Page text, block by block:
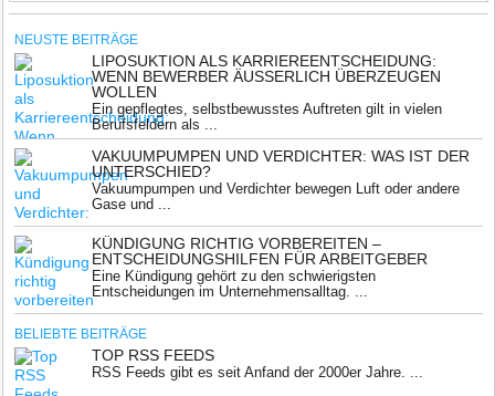
NEUSTE BEITRÄGE
LIPOSUKTION ALS KARRIEREENTSCHEIDUNG:
WENN BEWERBER ÄUSSERLICH ÜBERZEUGEN W
OLLEN
Ein gepflegtes, selbstbewusstes Auftreten gilt in vielen
Berufsfeldern als ...
VAKUUMPUMPEN UND VERDICHTER: WAS IST DER
UNTERSCHIED?
Vakuumpumpen und Verdichter bewegen Luft oder andere
Gase und ...
KÜNDIGUNG RICHTIG VORBEREITEN –
ENTSCHEIDUNGSHILFEN FÜR ARBEITGEBER
Eine Kündigung gehört zu den schwierigsten
Entscheidungen im Unternehmensalltag. ...
BELIEBTE BEITRÄGE
TOP RSS FEEDS
RSS Feeds gibt es seit Anfand der 2000er Jahre. ...